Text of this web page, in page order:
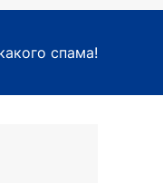
спама!